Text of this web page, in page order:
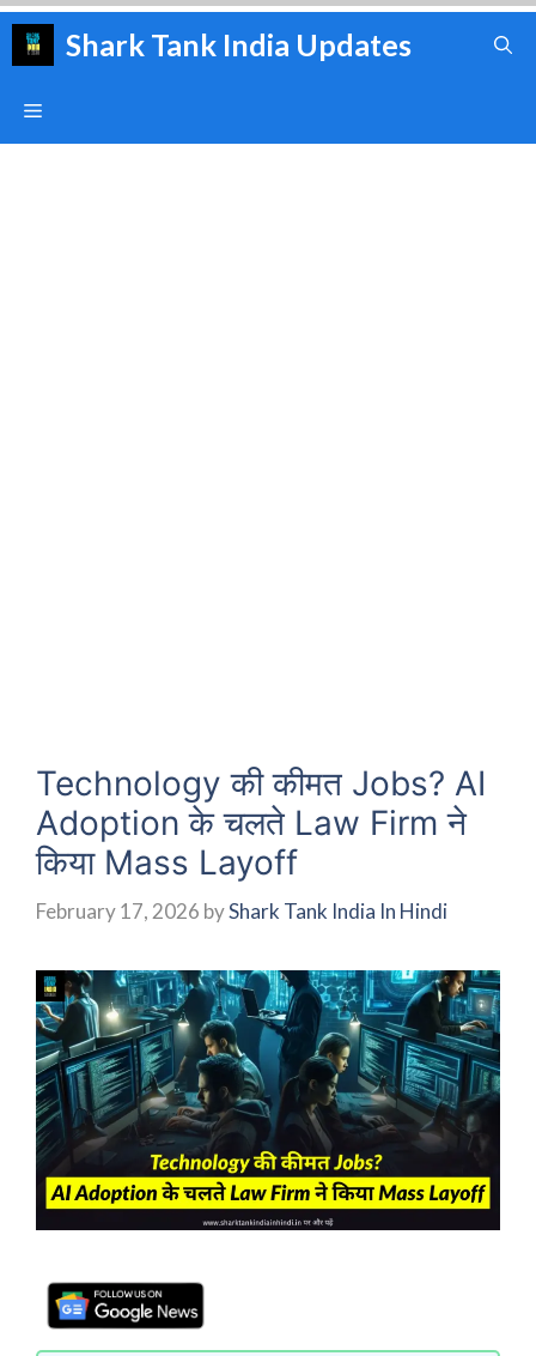
Skip
Shark Tank India Updates
Menu
Technology की कीमत Jobs? AI
Adoption के चलते Law Firm ने
किया Mass Layoff
February 17, 2026 byShark Tank India In Hindi